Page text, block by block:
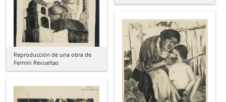
Reproducción de una obra de
Fermín Revueltas